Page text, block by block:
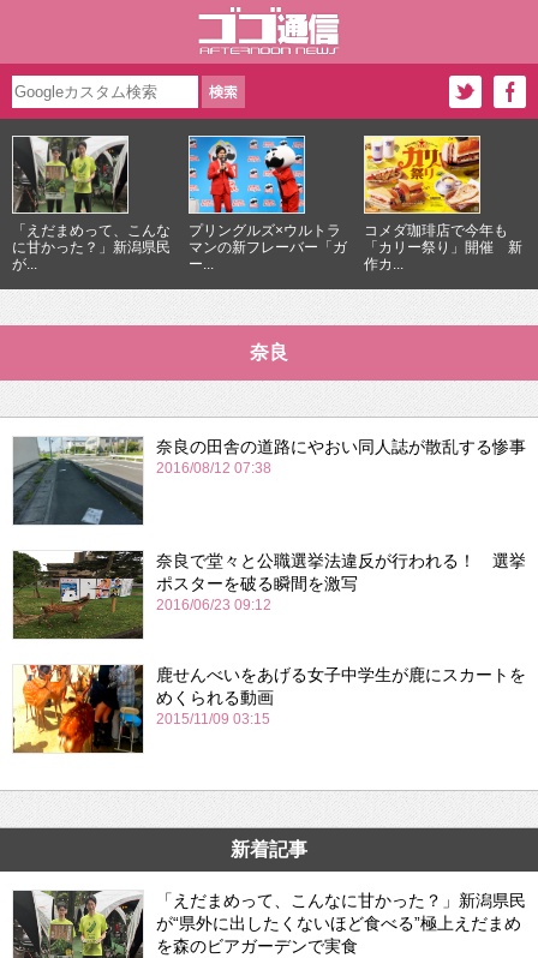
「えだまめって、こんな
に甘かった？」新潟県民
が...
プリングルズ×ウルトラ
マンの新フレーバー「ガ
ー...
コメダ珈琲店で今年も
「カリー祭り」開催 新
作カ...
奈良
奈良の田舎の道路にやおい同人誌が散乱する惨事
2016/08/12 07:38
奈良で堂々と公職選挙法違反が行われる！ 選挙
ポスターを破る瞬間を激写
2016/06/23 09:12
鹿せんべいをあげる女子中学生が鹿にスカートを
めくられる動画
2015/11/09 03:15
新着記事
「えだまめって、こんなに甘かった？」新潟県民
が“県外に出したくないほど食べる”極上えだまめ
を森のビアガーデンで実食